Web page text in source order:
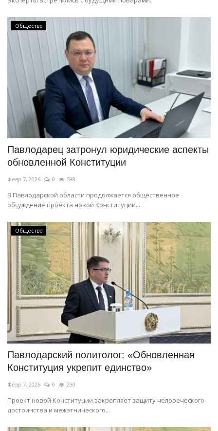
Общество
Павлодарец затронул юридические аспекты
обновленной Конституции
Февр 7, 2026 0 598
В Павлодарской области продолжается общественное
обсуждение проекта новой Конституции...
Общество
Павлодарский политолог: «Обновленная
Конституция укрепит единство»
Февр 7, 2026 0 290
Проект новой Конституции закрепляет защиту человеческого
достоинства и межэтнического...